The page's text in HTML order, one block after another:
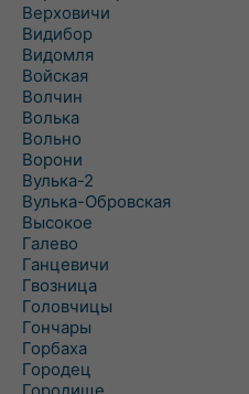
Верховичи
Видибор
Видомля
Войская
Волчин
Волька
Вольно
Ворони
Вулька-2
Вулька-Обровская
Высокое
Галево
Ганцевичи
Гвозница
Головчицы
Гончары
Горбаха
Городец